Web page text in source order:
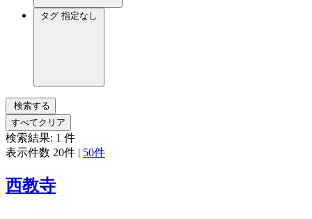
タグ 指定なし
検索する
すべてクリア
検索結果: 1 件
表示件数 20件 | 50件
西教寺